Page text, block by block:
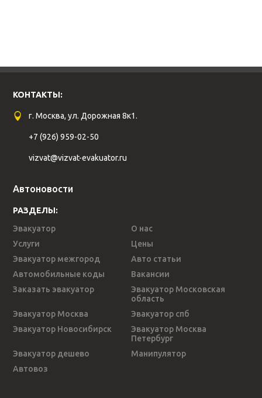
КОНТАКТЫ:
г. Москва, ул. Дорожная 8к1.
+7 (926) 959-02-50
vizvat@vizvat-evakuator.ru
Автоновости
РАЗДЕЛЫ:
Эвакуатор
О нас
Услуги
Цены
Эвакуатор межгород
Авто статьи
Автомобильные коды
Вакансии
Заказать эвакуатор
Эвакуатор Московская
область
Эвакуатор Москва
Эвакуатор спб
Эвакуатор Новосибирск
Эвакуатор Москва
Петербург
Эвакуатор дешево
Манипулятор
Автовоз